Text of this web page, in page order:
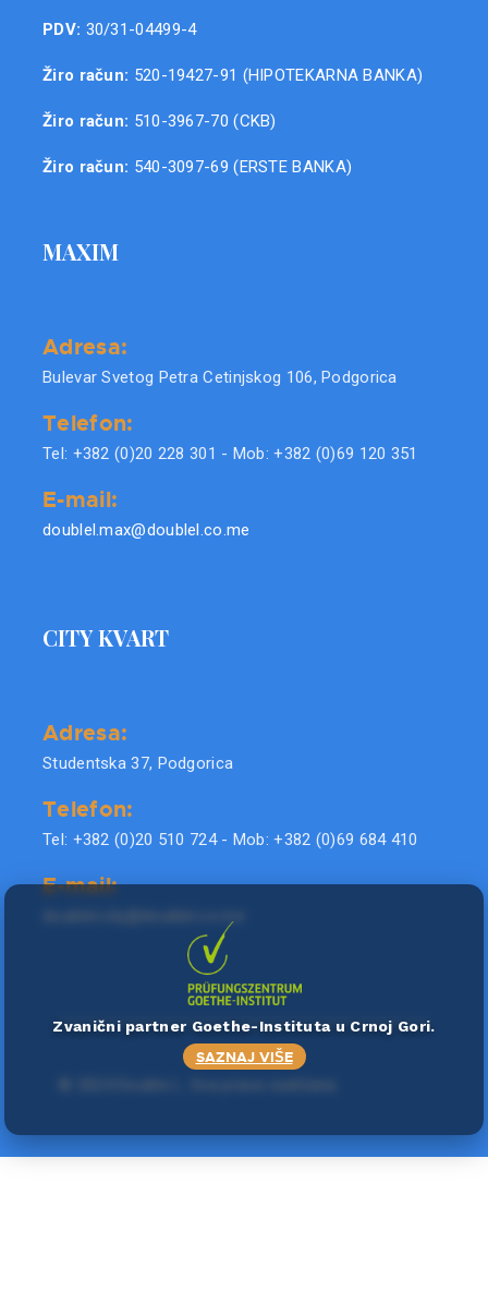
PDV: 30/31-04499-4
Žiro račun: 520-19427-91 (HIPOTEKARNA BANKA)
Žiro račun: 510-3967-70 (CKB)
Žiro račun: 540-3097-69 (ERSTE BANKA)
MAXIM
Adresa:
Bulevar Svetog Petra Cetinjskog 106, Podgorica
Telefon:
Tel: +382 (0)20 228 301 - Mob: +382 (0)69 120 351
E-mail:
doublel.max@doublel.co.me
CITY KVART
Adresa:
Studentska 37, Podgorica
Telefon:
Tel: +382 (0)20 510 724 - Mob: +382 (0)69 684 410
E-mail:
Zvanični partner Goethe-Instituta u Crnoj Gori.
SAZNAJ VIŠE